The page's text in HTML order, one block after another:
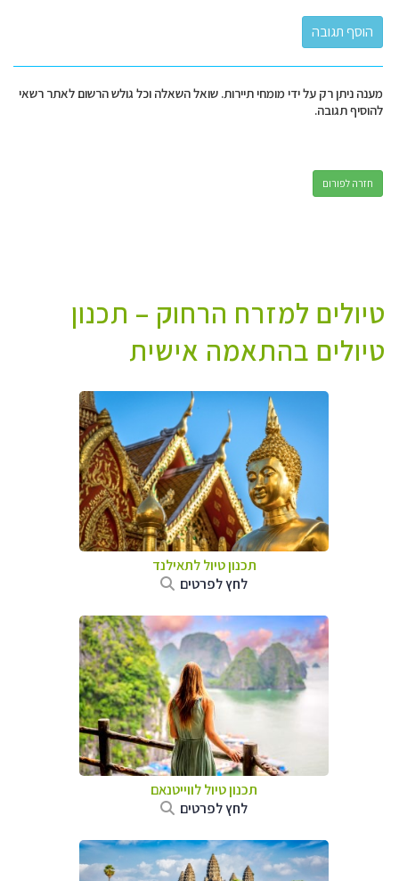
מענה ניתן רק על ידי מומחי תיירות. שואל השאלה וכל גולש הרשום לאתר רשאי
להוסיף תגובה.
חזרה לפורום
טיולים למזרח הרחוק – תכנון
טיולים בהתאמה אישית
תכנון טיול לתאילנד
לחץ לפרטים
תכנון טיול לווייטנאם
לחץ לפרטים